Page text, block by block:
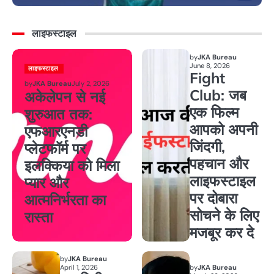
लाइफस्टाइल
लाइफस्टाइल
byJKA BureauJuly 2, 2026
अकेलेपन से नई
शुरुआत तक:
एफआरएनडी
प्लेटफॉर्म पर
इलक्किया को मिला
प्यार और
आत्मनिर्भरता का
रास्ता
byJKA Bureau
June 8, 2026
Fight
Club: जब
एक फिल्म
आपको अपनी
जिंदगी,
पहचान और
लाइफस्टाइल
पर दोबारा
सोचने के लिए
मजबूर कर दे
byJKA Bureau
April 1, 2026
byJKA Bureau